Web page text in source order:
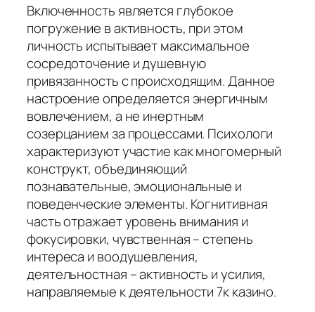
Включенность является глубокое
погружение в активность, при этом
личность испытывает максимальное
сосредоточение и душевную
привязанность с происходящим. Данное
настроение определяется энергичным
вовлечением, а не инертным
созерцанием за процессами. Психологи
характеризуют участие как многомерный
конструкт, объединяющий
познавательные, эмоциональные и
поведенческие элементы. Когнитивная
часть отражает уровень внимания и
фокусировки, чувственная – степень
интереса и воодушевления,
деятельностная – активность и усилия,
направляемые к деятельности 7к казино.